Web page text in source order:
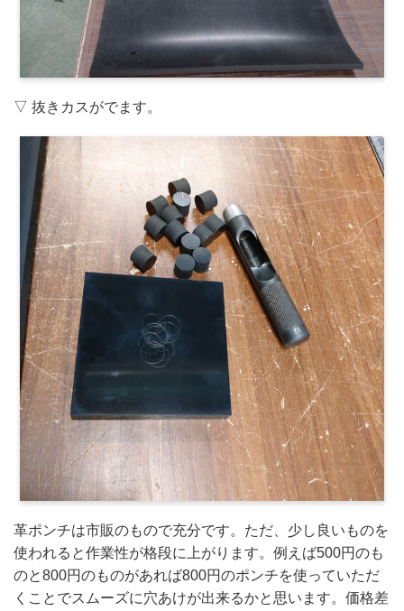
▽ 抜きカスがでます。
革ポンチは市販のもので充分です。ただ、少し良いものを
使われると作業性が格段に上がります。例えば500円のも
のと800円のものがあれば800円のポンチを使っていただ
くことでスムーズに穴あけが出来るかと思います。価格差